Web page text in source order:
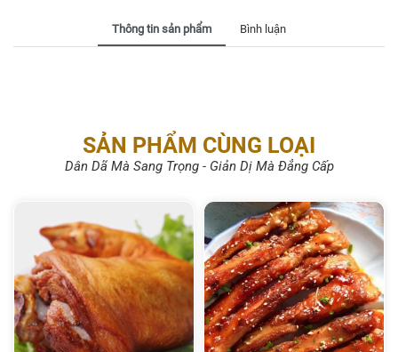
Thông tin sản phẩm Bình luận
SẢN PHẨM CÙNG LOẠI
Dân Dã Mà Sang Trọng - Giản Dị Mà Đẳng Cấp